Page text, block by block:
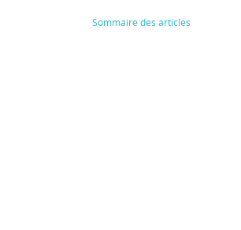
Sommaire des articles